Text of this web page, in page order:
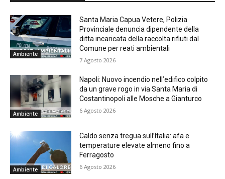
Ambiente
Santa Maria Capua Vetere, Polizia
Provinciale denuncia dipendente della
ditta incaricata della raccolta rifiuti dal
Comune per reati ambientali
7 Agosto 2026
Ambiente
Napoli: Nuovo incendio nell’edifico colpito
da un grave rogo in via Santa Maria di
Costantinopoli alle Mosche a Gianturco
6 Agosto 2026
Ambiente
Caldo senza tregua sull’Italia: afa e
temperature elevate almeno fino a
Ferragosto
6 Agosto 2026